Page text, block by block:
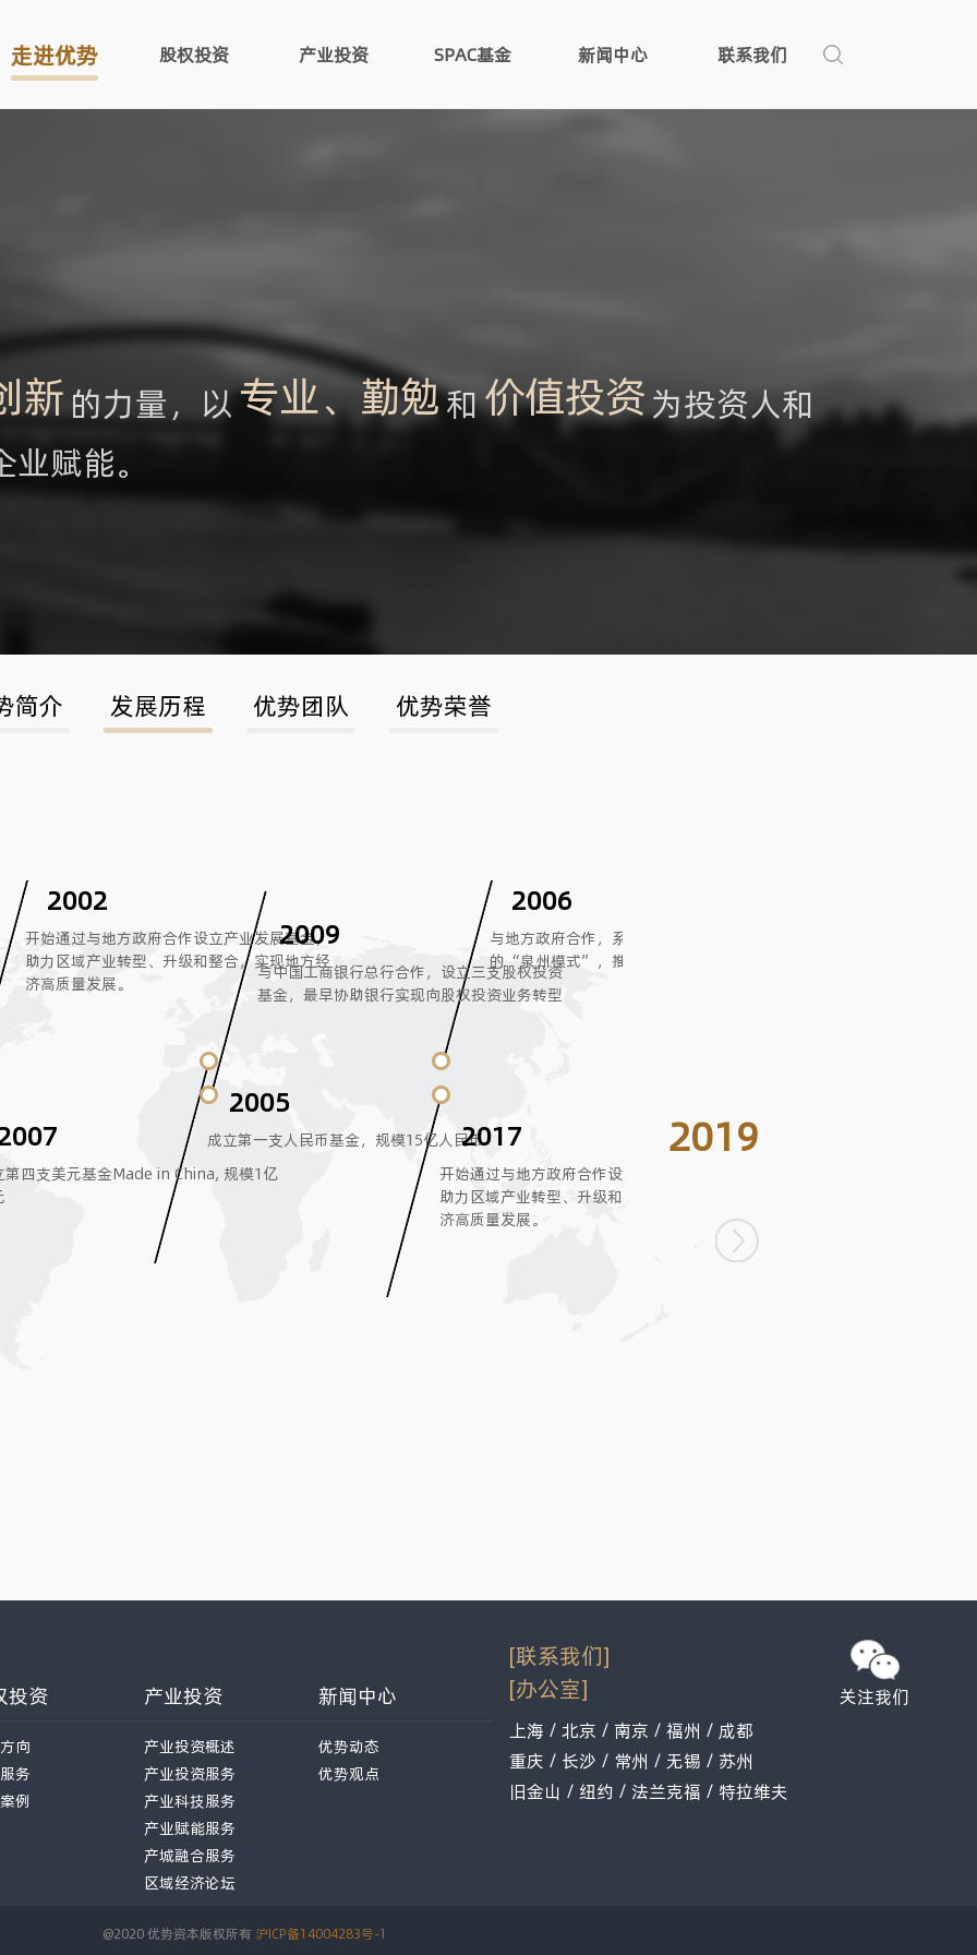
走进优势 股权投资 产业投资 SPAC基金 新闻中心 联系我们
新 的力量，以专业、勤勉和价值投资为投资人和
赋能。
简介 发展历程 优势团队 优势荣誉
2002
开始通过与地方政府合作设立产业发展基金，
助力区域产业转型、升级和整合，实现地方经
济高质量发展。
2005
成立第一支人民币基金，规模15亿人民币
2006
与地方政府合作，系统发掘和培养上市企业
的“泉州模式”，推动了泉州大批企业上市
第四支美元基金Made in China, 规模1亿
2009
与中国工商银行总行合作，设立三支股权投资
基金，最早协助银行实现向股权投资业务转型
2017
开始通过与地方政府合作设立产业发展基金，
助力区域产业转型、升级和整合，实现地方经
济高质量发展。
2019
关注我们
投资 产业投资 新闻中心
向
务
例
产业投资概述
产业投资服务
产业科技服务
产业赋能服务
产城融合服务
区域经济论坛
优势动态
优势观点
[联系我们]
[办公室]
上海 / 北京 / 南京 / 福州 / 成都
重庆 / 长沙 / 常州 / 无锡 / 苏州
旧金山 / 纽约 / 法兰克福 / 特拉维夫
@2020 优势资本版权所有 沪ICP备14004283号-1